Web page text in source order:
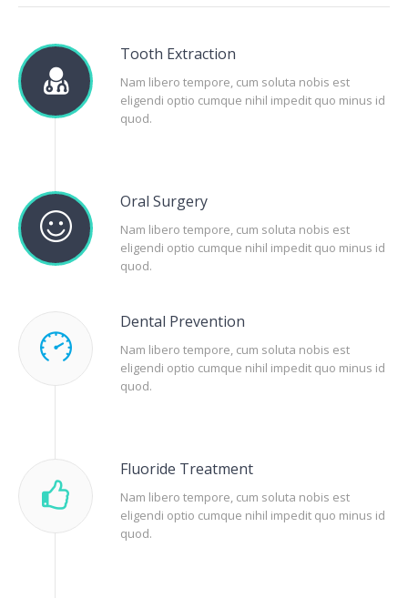
Tooth Extraction
Nam libero tempore, cum soluta nobis est
eligendi optio cumque nihil impedit quo minus id
quod.
Oral Surgery
Nam libero tempore, cum soluta nobis est
eligendi optio cumque nihil impedit quo minus id
quod.
Dental Prevention
Nam libero tempore, cum soluta nobis est
eligendi optio cumque nihil impedit quo minus id
quod.
Fluoride Treatment
Nam libero tempore, cum soluta nobis est
eligendi optio cumque nihil impedit quo minus id
quod.